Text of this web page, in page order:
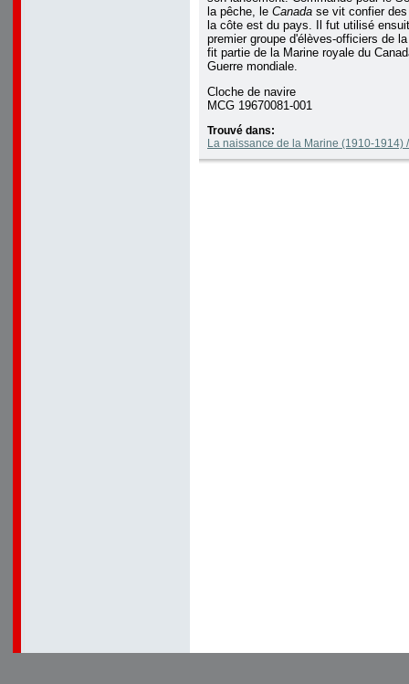
la pêche, le Canada se vit confier
la côte est du pays. Il fut utilisé
premier groupe d'élèves-officiers de
fit partie de la Marine royale du
Guerre mondiale.
Cloche de navire
MCG 19670081-001
Trouvé dans:
La naissance de la Marine (1910-1914)